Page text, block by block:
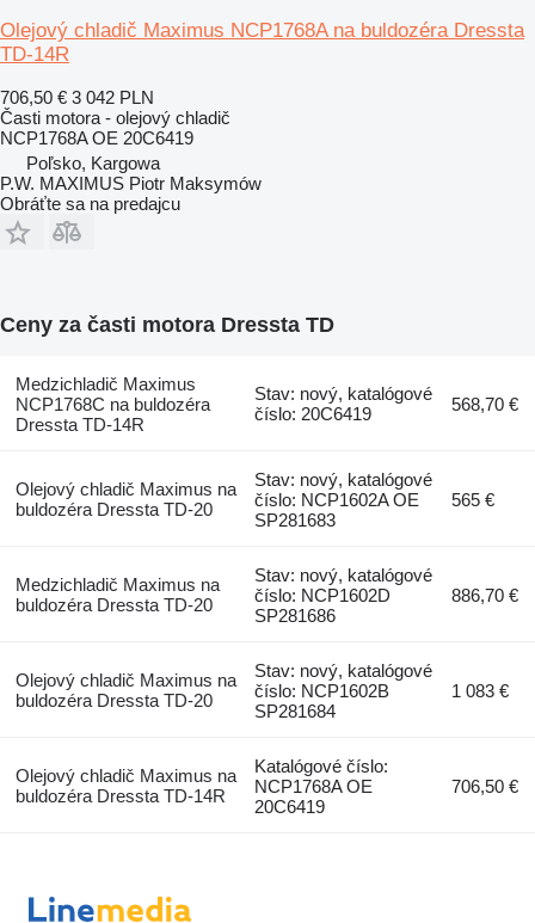
Olejový chladič Maximus NCP1768A na buldozéra Dressta
TD-14R
706,50 € 3 042 PLN
Časti motora - olejový chladič
NCP1768A OE 20C6419
Poľsko, Kargowa
P.W. MAXIMUS Piotr Maksymów
Obráťte sa na predajcu
Ceny za časti motora Dressta TD
Medzichladič Maximus
NCP1768C na buldozéra
Dressta TD-14R
Stav: nový, katalógové
číslo: 20C6419
568,70 €
Olejový chladič Maximus na
buldozéra Dressta TD-20
Stav: nový, katalógové
číslo: NCP1602A OE
SP281683
565 €
Medzichladič Maximus na
buldozéra Dressta TD-20
Stav: nový, katalógové
číslo: NCP1602D
SP281686
886,70 €
Olejový chladič Maximus na
buldozéra Dressta TD-20
Stav: nový, katalógové
číslo: NCP1602B
SP281684
1 083 €
Olejový chladič Maximus na
buldozéra Dressta TD-14R
Katalógové číslo:
NCP1768A OE
20C6419
706,50 €